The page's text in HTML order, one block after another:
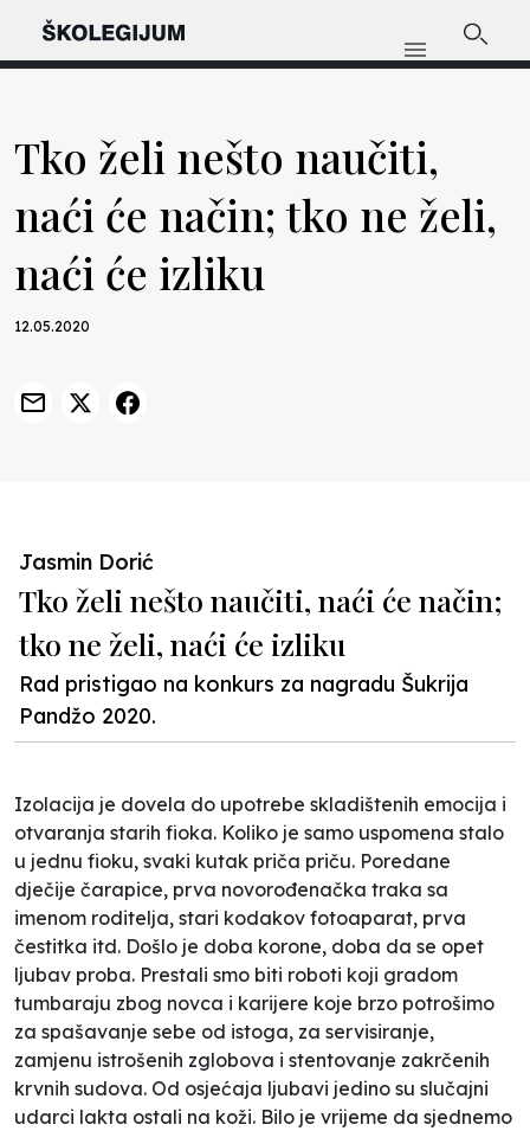
Tko želi nešto naučiti,
naći će način; tko ne želi,
naći će izliku
12.05.2020
Jasmin Dorić
Tko želi nešto naučiti, naći će način;
tko ne želi, naći će izliku
Rad pristigao na konkurs za nagradu Šukrija
Pandžo 2020.
Izolacija je dovela do upotrebe skladištenih emocija i
otvaranja starih fioka. Koliko je samo uspomena stalo
u jednu fioku, svaki kutak priča priču. Poredane
dječije čarapice, prva novorođenačka traka sa
imenom roditelja, stari kodakov fotoaparat, prva
čestitka itd. Došlo je doba korone, doba da se opet
ljubav proba. Prestali smo biti roboti koji gradom
tumbaraju zbog novca i karijere koje brzo potrošimo
za spašavanje sebe od istoga, za servisiranje,
zamjenu istrošenih zglobova i stentovanje zakrčenih
krvnih sudova. Od osjećaja ljubavi jedino su slučajni
udarci lakta ostali na koži. Bilo je vrijeme da sjednemo